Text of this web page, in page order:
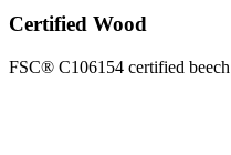
Certified Wood
FSC® C106154 certified